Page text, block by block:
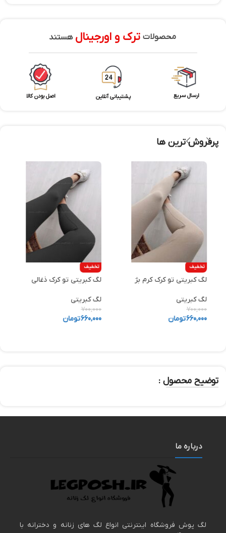
محصولات ترک و اورجینال هستند
ارسال سریع پشتیبانی آنلاین اصل بودن کالا
پرفروش ترین ها
تخفیف
لگ کبریتی تو کرک کرم بژ
لگ کبریتی
700,000
660,000تومان
تخفیف
لگ کبریتی تو کرک ذغالی
لگ کبریتی
700,000
660,000تومان
توضیح محصول :
درباره ما
لگ پوش فروشگاه اینترنتی انواع لگ های زنانه و دخترانه با